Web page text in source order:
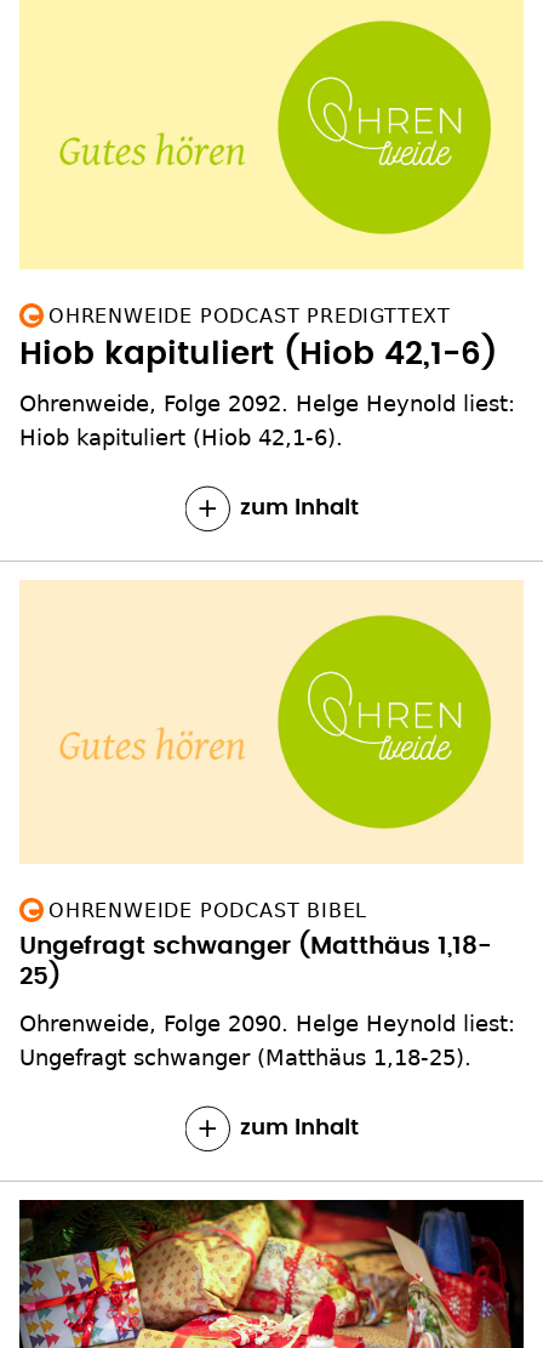
OHRENWEIDE PODCAST PREDIGTTEXT
Hiob kapituliert (Hiob 42,1-6)
Ohrenweide, Folge 2092. Helge Heynold liest:
Hiob kapituliert (Hiob 42,1-6).
zum Inhalt
OHRENWEIDE PODCAST BIBEL
Ungefragt schwanger (Matthäus 1,18-
25)
Ohrenweide, Folge 2090. Helge Heynold liest:
Ungefragt schwanger (Matthäus 1,18-25).
zum Inhalt